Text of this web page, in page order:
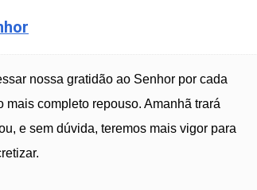
nossa gratidão ao Senhor por cada
completo repouso. Amanhã trará
e sem dúvida, teremos mais vigor para